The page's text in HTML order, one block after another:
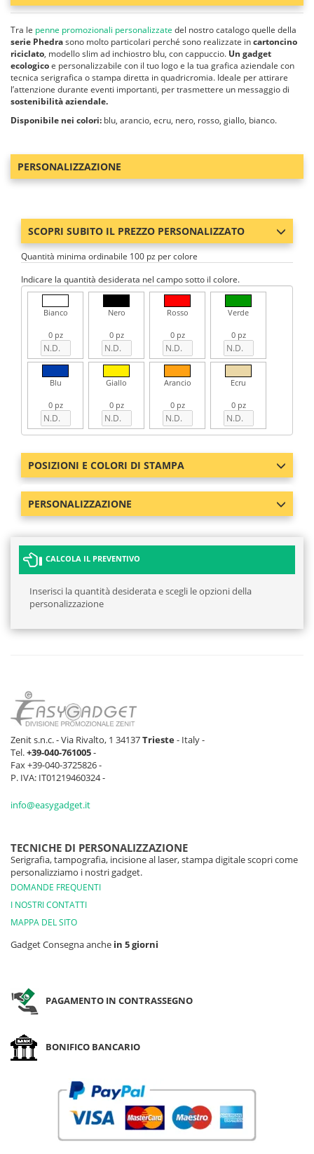
Tra le penne promozionali personalizzate del nostro catalogo quelle della
serie Phedrasono molto particolari perché sono realizzate incartoncino
riciclato, modello slim ad inchiostro blu, con cappuccio. Un gadget
ecologicoe personalizzabile con il tuo logo e la tua grafica aziendale con
tecnica serigrafica o stampa diretta in quadricromia. Ideale per attirare
l’attenzione durante eventi importanti, per trasmettere un messaggio di
sostenibilità aziendale.
Disponibile nei colori: blu, arancio, ecru, nero, rosso, giallo, bianco.
PERSONALIZZAZIONE
SCOPRI SUBITO IL PREZZO PERSONALIZZATO
Quantità minima ordinabile 100 pz per colore
Indicare la quantità desiderata nel campo sotto il colore.
Bianco
0 pz
Nero
0 pz
Rosso
0 pz
Verde
0 pz
Blu
0 pz
Giallo
0 pz
Arancio
0 pz
Ecru
0 pz
POSIZIONI E COLORI DI STAMPA
PERSONALIZZAZIONE
CALCOLA IL PREVENTIVO
Inserisci la quantità desiderata e scegli le opzioni della
personalizzazione
Zenit s.n.c. - Via Rivalto, 1 34137Trieste- Italy -
Tel.+39-040-761005-
Fax +39-040-3725826 -
P. IVA: IT01219460324 -
info@easygadget.it
TECNICHE DI PERSONALIZZAZIONE
Serigrafia, tampografia, incisione al laser, stampa digitale scopri come
personalizziamo i nostri gadget.
DOMANDE FREQUENTI
I NOSTRI CONTATTI
MAPPA DEL SITO
Gadget Consegna anche in 5 giorni
PAGAMENTO IN CONTRASSEGNO
BONIFICO BANCARIO